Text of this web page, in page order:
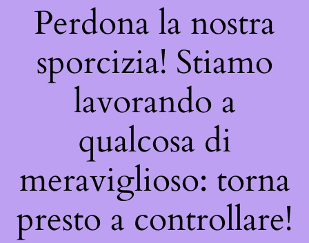
Perdona la nostra
sporcizia! Stiamo
lavorando a
qualcosa di
meraviglioso: torna
presto a controllare!